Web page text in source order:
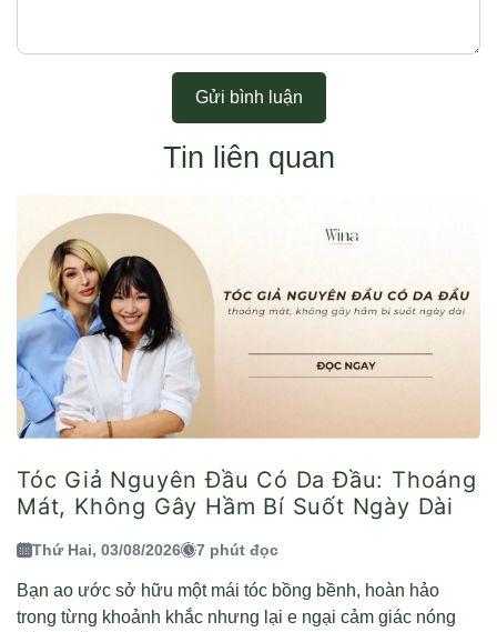
Gửi bình luận
Tin liên quan
Tóc Giả Nguyên Đầu Có Da Đầu: Thoáng
Mát, Không Gây Hầm Bí Suốt Ngày Dài
Thứ Hai, 03/08/2026 7 phút đọc
Bạn ao ước sở hữu một mái tóc bồng bềnh, hoàn hảo
trong từng khoảnh khắc nhưng lại e ngại cảm giác nóng